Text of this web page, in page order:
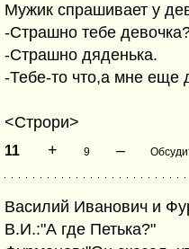
Мужик спрашивает у
-Страшно тебе
-Страшно дяденька.
-Тебе-то что,а мне еще
<Строри>
11 + 9 –
Василий Иванович и
В.И.:"А где Петька?"